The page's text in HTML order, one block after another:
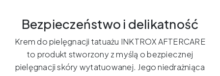
InkTrox
10
Bezpieczeństwo i delikatność
Krem do pielęgnacji tatuażu INKTROX AFTERCARE
to produkt stworzony z myślą o bezpiecznej
pielęgnacji skóry wytatuowanej. Jego niedrażniąca